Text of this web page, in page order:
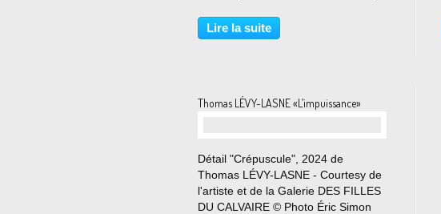
Du 25 Avril au 15 Juin 2024 «
Impacter les mentalités sans
Lire la suite
Thomas LÉVY-LASNE «L’impuissance»
Détail "Crépuscule", 2024 de
Thomas LÉVY-LASNE - Courtesy de
l'artiste et de la Galerie DES FILLES
DU CALVAIRE © Photo Éric Simon